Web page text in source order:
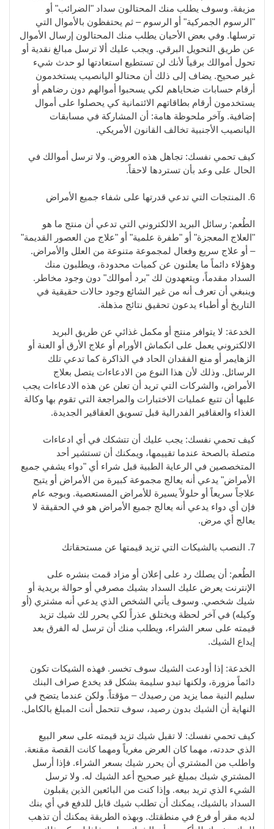
مزيفة. وسوف يطلب منك المحتالون سداد "الضرائب" أو
"الرسوم الجمركية" أو الرسوم – ثم يحتفظون بالأموال التي
ترسلها. وفي بعض الأحيان يطلب منك المحتالون إرسال الأموال
عن طريق التحويل البرقي. ويجب عليك ألا ترسل مبالغ نقدية أو
تحول أموالك برقياً لأنك لن تستطيع استعادتها لو حدث شيء
غير صحيح. يضاف إلى ذلك أن محتالو اليانصيب يستخدمون
أرقام حسابات ضحاياهم لكي يسحبوا أموالهم دون رضاهم أو
يستخدمون أرقام بطاقاتهم الائتمانية كي يحصلوا على أموال
إضافية. وآخر ملحوظة هامة: أن المشاركة في مسابقات
اليانصيب الأجنبية تخالف القانون الأمريكي.
كيف تحمي نفسك: تجاهل هذه العروض. ولا ترسل أموالك في
الحال على وعد بأن تستردها لاحقاً.
6. المنتجات التي تدعي قدرتها على شفاء جميع الأمراض
الطُعم: رسائل البريد الالكتروني التي تدعي أن منتج ما هو
"العلاج المعجزة" أو "طفرة علمية" أو "علاج من العصور القديمة"
– أو علاج سريع وفعال لمجموعة متنوعة من العلل والأمراض.
وهؤلاء دائماً ما يعلنون عن كميات محدودة، ويطلبون منك
السداد مقدماً، ويتعهدون لك "برد أموالك" دون وجود مخاطر.
وينبغي أن تعرف أنه من غير الشائع وجود حالات حقيقية في
التاريخ أو أطباء يدعون تحقيق نتائج مذهلة.
الخدعة: لا يتوافر منتج أو مكمل غذائي عن طريق البريد
الالكتروني يعمل على انكماش الأورام أو علاج الأرق أو العنة أو
الزهايمر أو منع الفقدان الحاد في الذاكرة كما تدعي تلك
الرسائل. وذلك لأن هذا النوع من الادعاءات يتصل بعلاج
الأمراض، والشركات التي تريد أن تعلن عن هذه الادعاءات يجب
عليها أن تتبع عمليات الاختبارات والمراجعة التي تقوم بها وكالة
الغذاء والعقاقير الفدرالية قبل تسويق العقاقير الجديدة.
كيف تحمي نفسك: يجب عليك أن تتشكك في أي ادعاءات
متصلة بالصحة عندما تقييمها، ويمكنك أن تستشير أحد
المتخصصين في الرعاية الطبية قبل شراء أي "دواء يشفي جميع
الأمراض" يدعي أنه يعالج مجموعة كبيرة من الأمراض أو يتيح
علاجاً سريعاً أو حلولاً يسيرة للأمراض المستعصية. وبوجه عام
فإن أي دواء يدعي أنه يعالج جميع الأمراض هو في الحقيقة لا
يعالج أي مرض.
7. النصب بالشيكات التي تزيد قيمتها عن مستحقاتك
الطُعم: أن يصلك رد على إعلان أو مزاد قمت بنشره على
الإنترنت يعرض عليك السداد بشيك مصرفي أو حوالة بريدية أو
شيك شخصي. وسوف يأتي الشخص الذي يدعي أنه مشتري (أو
وكيله) في آخر لحظة ويختلق عذراً لكي يحرر لك شيك تزيد
قيمته على سعر الشراء، ويطلب منك أن ترسل له الفرق بعد
إيداع الشيك.
الخدعة: إذا أودعت الشيك سوف تخسر. فهذه الشيكات تكون
دائماً مزورة، ولكنها تبدو سليمة بشكل قد يخدع صراف البنك
سليم النية مما يزيد من رصيدك – مؤقتاً. ولكن عندما يتضح في
النهاية أن الشيك بدون رصيد، سوف تتحمل أنت المبلغ بالكامل.
كيف تحمي نفسك: لا تقبل شيك تزيد قيمته على سعر البيع
الذي حددته، مهما كان العرض مغرياً ومهما كانت القصة مقنعة.
واطلب من المشتري أن يحرر شيك بسعر الشراء. فإذا أرسل
المشتري شيك بمبلغ غير صحيح أعد الشيك له. ولا ترسل
الشيء الذي تريد بيعه. وإذا كنت من البائعين الذين يقبلون
السداد بالشيك، يمكنك أن تطلب شيك قابل للدفع في أي بنك
لديه مقر أو فرع في منطقتك. وبهذه الطريقة يمكنك أن تذهب